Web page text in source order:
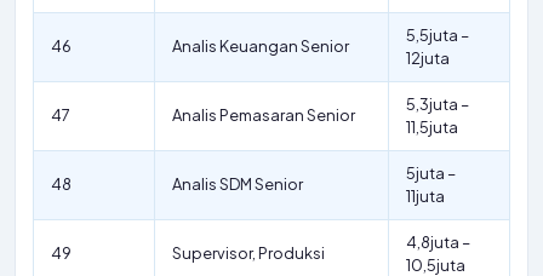
46 Analis Keuangan Senior
5,5juta –
12juta
47 Analis Pemasaran Senior
5,3juta –
11,5juta
48 Analis SDM Senior
5juta –
11juta
49 Supervisor, Produksi
4,8juta –
10,5juta